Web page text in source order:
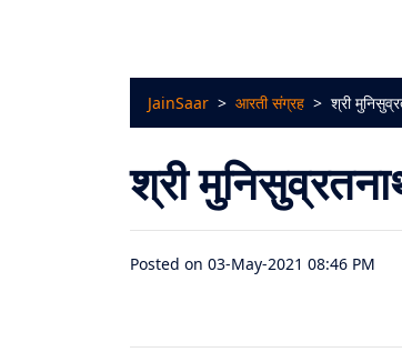
JainSaar > आरती संग्रह > श्री
श्री
Posted on 03-May-2021 08:46 PM